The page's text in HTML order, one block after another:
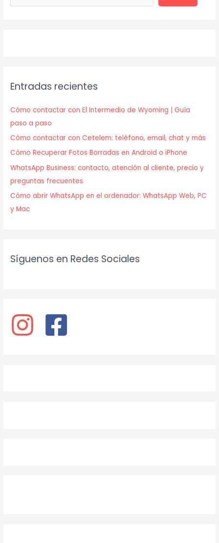
Entradas recientes
Cómo contactar con El Intermedio de Wyoming | Guía
paso a paso
Cómo contactar con Cetelem: teléfono, email, chat y más
Cómo Recuperar Fotos Borradas en Android o iPhone
WhatsApp Business: contacto, atención al cliente, precio y
preguntas frecuentes
Cómo abrir WhatsApp en el ordenador: WhatsApp Web, PC
y Mac
Síguenos en Redes Sociales